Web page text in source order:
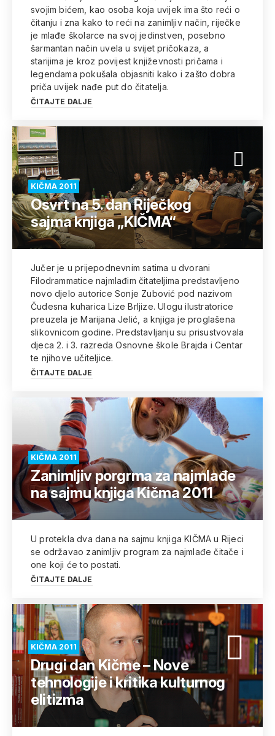
svojim bićem, kao osoba koja uvijek ima što reći o
čitanju i zna kako to reći na zanimljiv način, riječke
je mlađe školarce na svoj jedinstven, posebno
šarmantan način uvela u svijet pričokaza, a
starijima je kroz povijest književnosti pričama i
legendama pokušala objasniti kako i zašto dobra
priča uvijek nađe put do čitatelja.
ČITAJTE DALJE
KIČMA 2011
Osvrt na 5. dan Riječkog
sajma knjiga „KIČMA“
Jučer je u prijepodnevnim satima u dvorani
Filodrammatice najmlađim čitateljima predstavljeno
novo djelo autorice Sonje Zubović pod nazivom
Čudesna kuharica Lize Brljize. Ulogu ilustratorice
preuzela je Marijana Jelić, a knjiga je proglašena
slikovnicom godine. Predstavljanju su prisustvovala
djeca 2. i 3. razreda Osnovne škole Brajda i Centar
te njihove učiteljice.
ČITAJTE DALJE
KIČMA 2011
Zanimljiv porgrma za najmlađe
na sajmu knjiga Kičma 2011
U protekla dva dana na sajmu knjiga KIČMA u Rijeci
se održavao zanimljiv program za najmlađe čitače i
one koji će to postati.
ČITAJTE DALJE
KIČMA 2011
Drugi dan Kičme – Nove
tehnologije i kritika kulturnog
elitizma